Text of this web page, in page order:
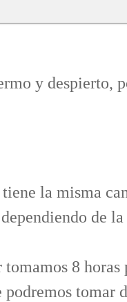
y despierto,
la misma
de
8
tomar